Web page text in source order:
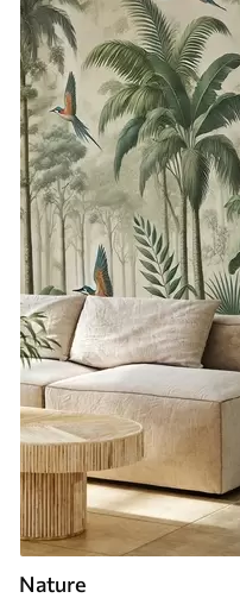
Nature